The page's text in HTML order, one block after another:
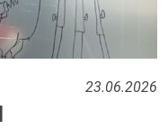
23.06.2026